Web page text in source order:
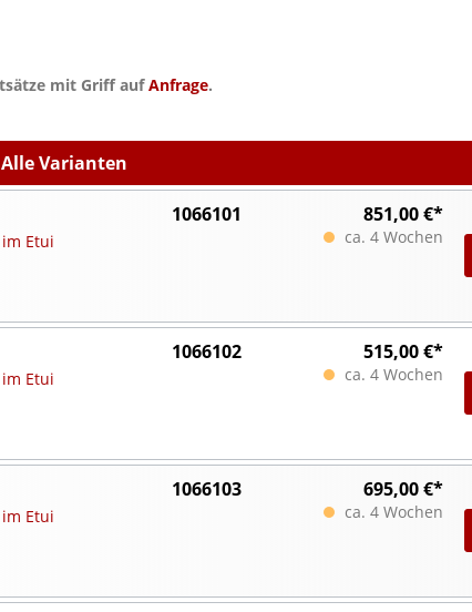
mit Griff aufAnfrage.
Alle Varianten
Etui
1066101 851,00 €*
ca. 4 Wochen
Etui
1066102 515,00 €*
ca. 4 Wochen
Etui
1066103 695,00 €*
ca. 4 Wochen